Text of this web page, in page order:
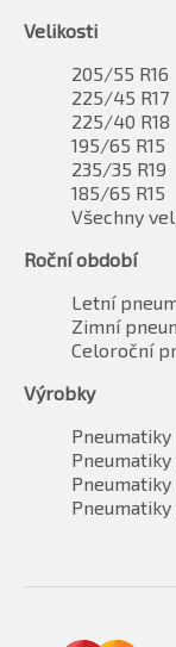
Velikosti
205/55 R16
225/45 R17
225/40 R18
195/65 R15
235/35 R19
185/65 R15
Všechny
Roční období
Letní
Zimní
Celoroční
Výrobky